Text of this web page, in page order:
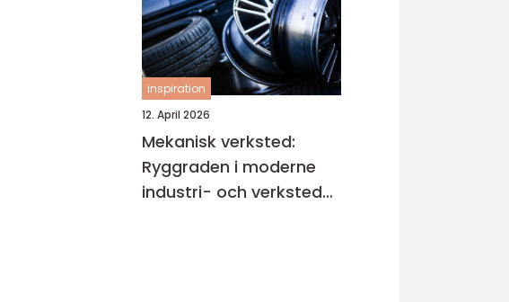
inspiration
12. April 2026
Mekanisk verksted:
Ryggraden i moderne
industri- och verksted-